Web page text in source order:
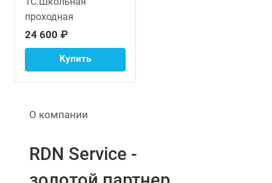
проходная
24 600 ₽
Купить
О компании
RDN Service -